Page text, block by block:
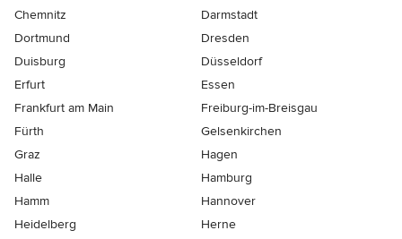
Chemnitz
Darmstadt
Dortmund
Dresden
Duisburg
Düsseldorf
Erfurt
Essen
Frankfurt am Main
Freiburg-im-Breisgau
Fürth
Gelsenkirchen
Graz
Hagen
Halle
Hamburg
Hamm
Hannover
Heidelberg
Herne